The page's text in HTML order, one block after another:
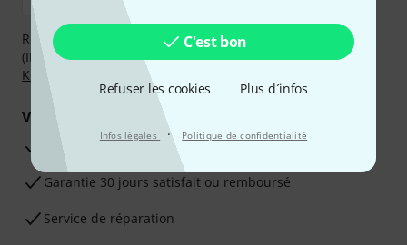
C'est bon
Refuser les cookies Plus d´infos
Infos légales · Politique de confidentialité
Réglez de manière sûre et sécurisée par Virement
(IBAN/BIC), PayPal, Amazon Pay,Klarna Payer Maintenant
Klarna Payer en 3 fois
Vos avantages
Ga­ran­tie Thomann 3 ans
Garantie 30 jours satisfait ou remboursé
Service de réparation